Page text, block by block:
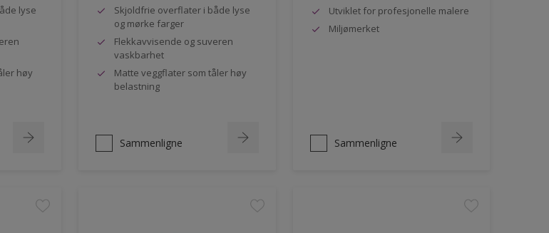
lyse
høy
Skjoldfrie overflater i både lyse
og mørke farger
Flekkavvisende og suveren
vaskbarhet
Matte veggflater som tåler høy
belastning
Sammenligne
Utviklet for profesjonelle malere
Miljømerket
Sammenligne